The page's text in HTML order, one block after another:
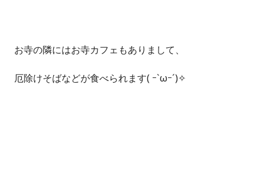
お寺の隣にはお寺カフェもありまして、
厄除けそばなどが食べられます( ｰ`ωｰ´)✧